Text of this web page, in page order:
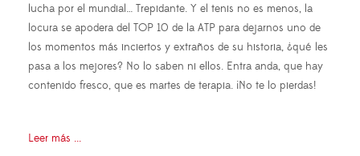
lucha por el mundial… Trepidante. Y el tenis no es menos, la
locura se apodera del TOP 10 de la ATP para dejarnos uno de
los momentos más inciertos y extraños de su historia, ¿qué les
pasa a los mejores? No lo saben ni ellos. Entra anda, que hay
contenido fresco, que es martes de terapia. ¡No te lo pierdas!
Leer más ...